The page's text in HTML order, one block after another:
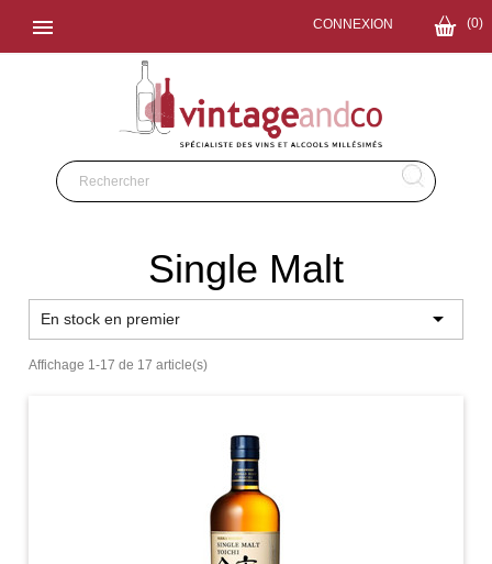
 (0)
CONNEXION
Single Malt
En stock en premier 
Affichage 1-17 de 17 article(s)